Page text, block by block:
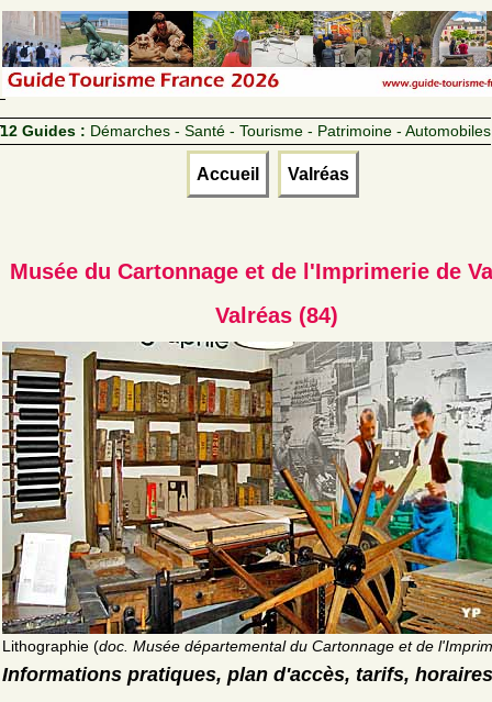
12 Guides : Démarches - Santé - Tourisme - Patrimoine - Automobiles
Accueil Valréas
Musée du Cartonnage et de l'Imprimerie de
Valréas (84)
Lithographie (doc. Musée départemental du Cartonnage et de
Informations pratiques, plan d'accès, tarifs, horaires